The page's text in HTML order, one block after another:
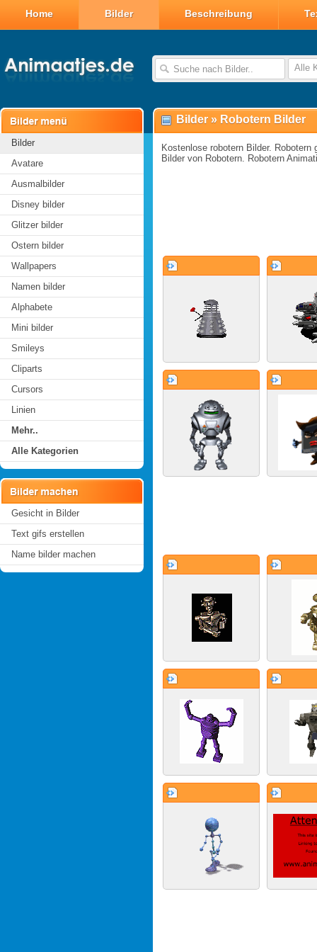
Home Bilder Beschreibung
Alle
Bilder
Avatare
Ausmalbilder
Disney bilder
Glitzer bilder
Ostern bilder
Wallpapers
Namen bilder
Alphabete
Mini bilder
Smileys
Cliparts
Cursors
Linien
Mehr..
Alle Kategorien
Gesicht in Bilder
Text gifs erstellen
Name bilder machen
Bilder » Robotern Bilder
Kostenlose robotern Bilder.
Bilder von Robotern. Robotern